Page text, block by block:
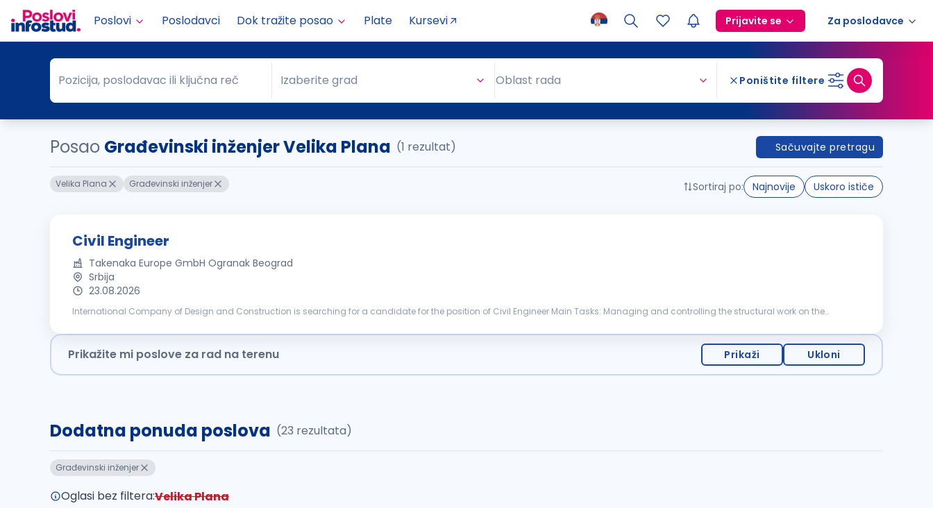
Poslovi Poslodavci Dok tražite posao Plate Kursevi Prijavite se Za poslodavce
Pozicija, poslodavac ili ključna reč
Pozicija, poslodavac ili ključna reč Grad
Izaberite grad Oblast rada Poništite filtere
Posao Građevinski inženjer Velika Plana (1 rezultat) Sačuvajte pretragu
Velika Plana Građevinski inženjer Sortiraj po: Najnovije Uskoro ističe
Civil Engineer
Takenaka Europe GmbH Ogranak Beograd
Srbija
23.08.2026
International Company of Design and Construction is searching for a candidate for the position of Civil Engineer Main Tasks: Managing and controlling the structural work on the
Prikažite mi poslove za rad na terenu Prikaži Ukloni
Dodatna ponuda poslova (23 rezultata)
Građevinski inženjer
Oglasi bez filtera:Velika Plana